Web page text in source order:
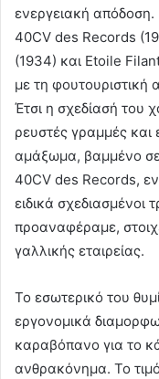
ενεργειακή
40CV des Records
(1934) και Etoile
με τη φουτουριστική
Έτσι η σχεδίασή του
ρευστές γραμμές και
αμάξωμα, βαμμένο
40CV des Records,
ειδικά σχεδιασμένοι
προαναφέραμε,
γαλλικής εταιρείας.
Το εσωτερικό του
εργονομικά
καραβόπανο για το
ανθρακόνημα. Το